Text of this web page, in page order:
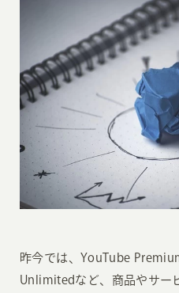
昨今では、YouTube
Unlimitedなど、商品やサー